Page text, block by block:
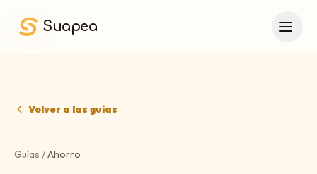
Suapea
Volver a las guías
Guías /Ahorro